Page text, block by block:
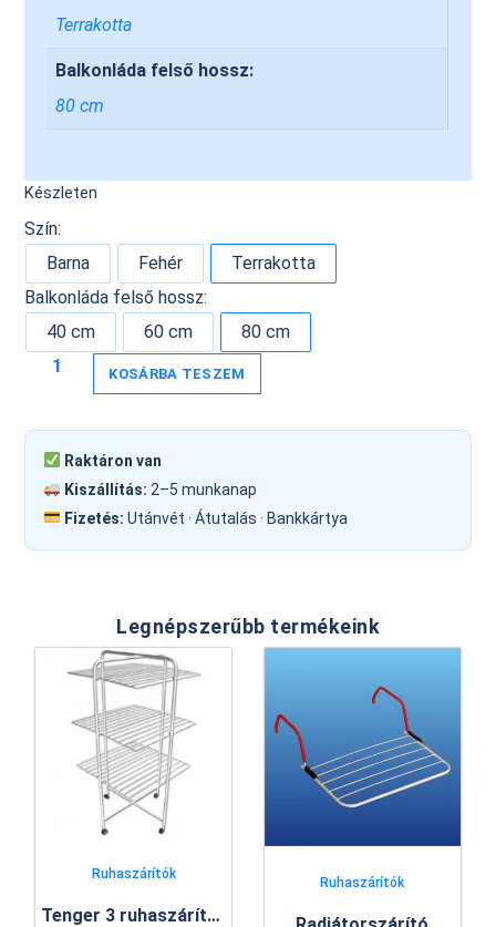
Terrakotta
Balkonláda felső hossz:
80 cm
Készleten
Szín:
Barna
Fehér
Terrakotta
Balkonláda felső hossz:
40 cm
60 cm 80 cm
KOSÁRBA TESZEM
Raktáron van
Kiszállítás: 2–5 munkanap
Fizetés: Utánvét · Átutalás · Bankkártya
Legnépszerűbb termékeink
Ruhaszárítók
Tenger 3 ruhaszárító állvány
Ruhaszárítók